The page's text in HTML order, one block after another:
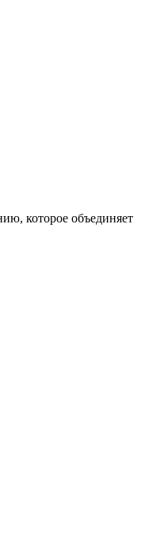
которое объединяет